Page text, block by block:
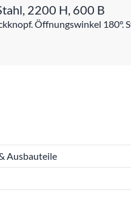
2200 H, 600 B
Öffnungswinkel
Ausbauteile